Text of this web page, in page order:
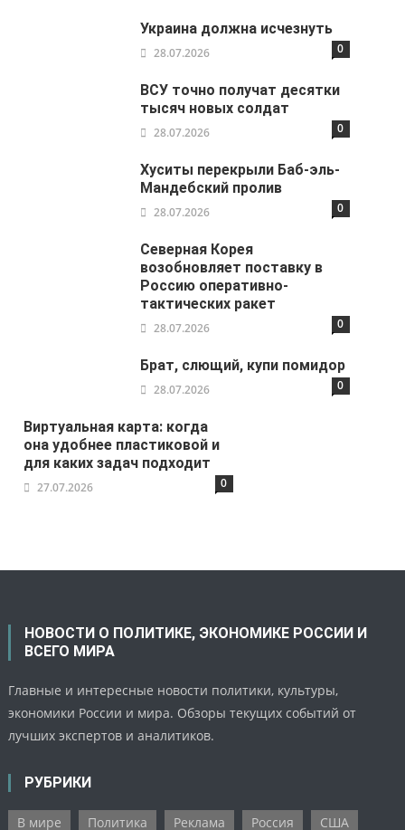
Украина должна исчезнуть
28.07.2026 0
ВСУ точно получат десятки
тысяч новых солдат
28.07.2026 0
Хуситы перекрыли Баб-эль-
Мандебский пролив
28.07.2026 0
Северная Корея
возобновляет поставку в
Россию оперативно-
тактических ракет
28.07.2026 0
Брат, слющий, купи помидор
28.07.2026 0
Виртуальная карта: когда
она удобнее пластиковой и
для каких задач подходит
27.07.2026 0
НОВОСТИ О ПОЛИТИКЕ, ЭКОНОМИКЕ РОССИИ И
ВСЕГО МИРА
Главные и интересные новости политики, культуры,
экономики России и мира. Обзоры текущих событий от
лучших экспертов и аналитиков.
РУБРИКИ
В мире Политика Реклама Россия США